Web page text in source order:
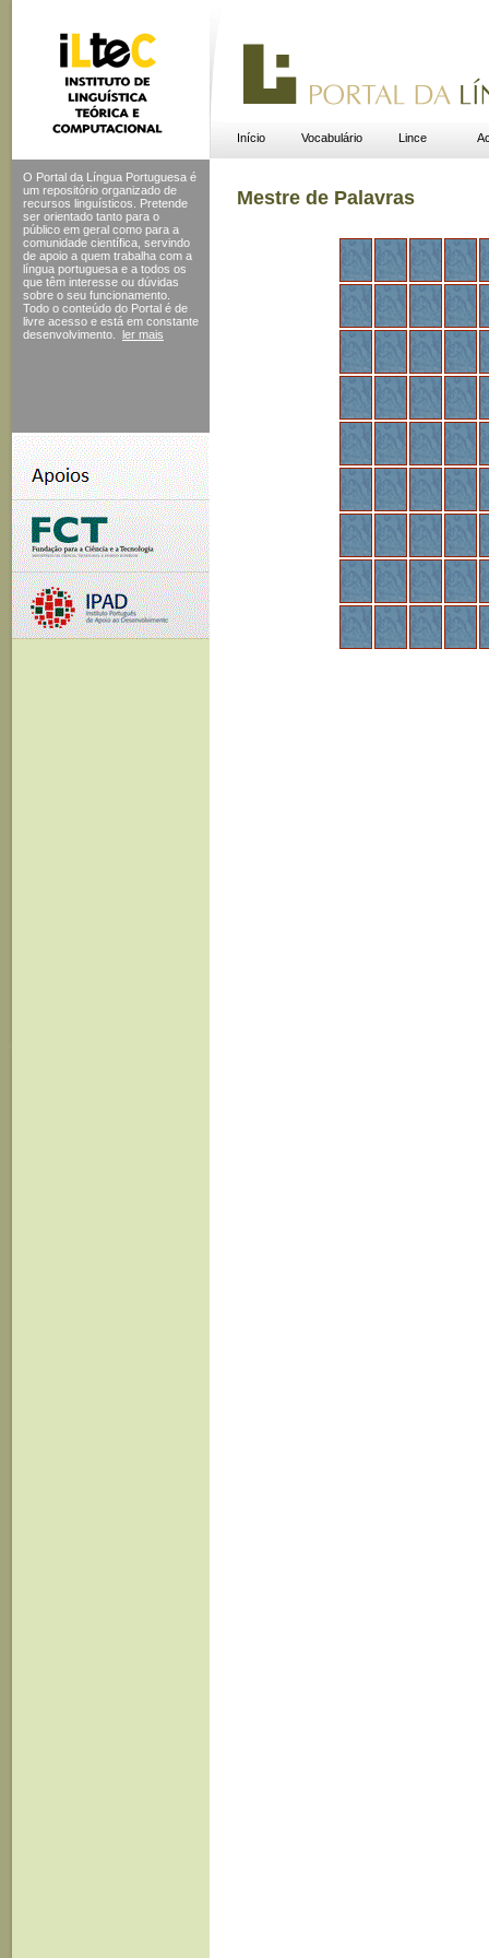
Início Vocabulário Lince
O Portal da Língua Portuguesa é
um repositório organizado de
recursos linguísticos. Pretende
ser orientado tanto para o
público em geral como para a
comunidade científica, servindo
de apoio a quem trabalha com a
língua portuguesa e a todos os
que têm interesse ou dúvidas
sobre o seu funcionamento.
Todo o conteúdo do Portal é de
livre acesso e está em constante
desenvolvimento.
ler mais
Mestre de Palavras